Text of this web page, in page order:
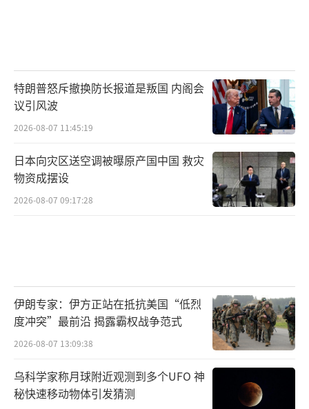
特朗普怒斥撤换防长报道是叛国 内阁会
议引风波
2026-08-07 11:45:19
日本向灾区送空调被曝原产国中国 救灾
物资成摆设
2026-08-07 09:17:28
伊朗专家：伊方正站在抵抗美国“低烈
度冲突”最前沿 揭露霸权战争范式
2026-08-07 13:09:38
乌科学家称月球附近观测到多个UFO 神
秘快速移动物体引发猜测